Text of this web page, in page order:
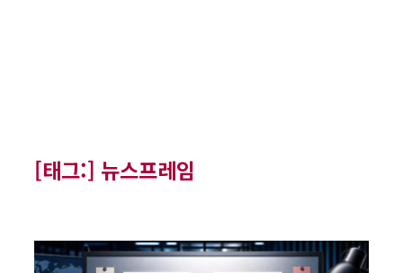
[태그:] 뉴스프레임